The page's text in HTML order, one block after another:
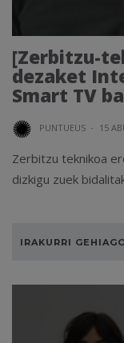
[Zerbitzu-
dezaket
Smart TV
PUNTUEUS · 15
Zerbitzu teknikoa
dizkigu zuek
IRAKURRI